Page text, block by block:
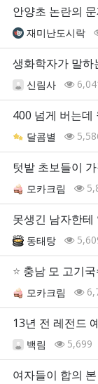
안양초 논란의
재미난도시락
생화학자가 말하
신림사
400 넘게 버는데
달콤별
텃밭 초보들이
모카크림
못생긴 남자한
동태탕
⭐ 충남 모 고기
모카크림
13년 전 레전드
백림 5,699
여자들이 합의